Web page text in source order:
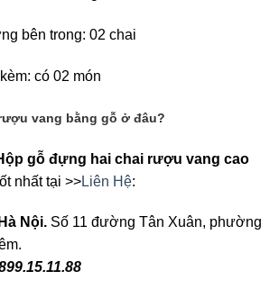
bên trong: 02 chai
có 02 món
vang bằng gỗ ở đâu?
gỗ đựng hai chai rượu vang cao
nhất tại >>Liên Hệ:
Nội. Số 11 đường Tân Xuân, phường